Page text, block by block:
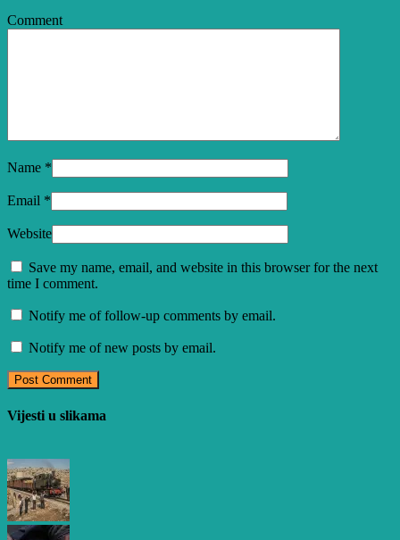
Comment
Name *
Email *
Website
Save my name, email, and website in this browser for the next
time I comment.
Notify me of follow-up comments by email.
Notify me of new posts by email.
Vijesti u slikama